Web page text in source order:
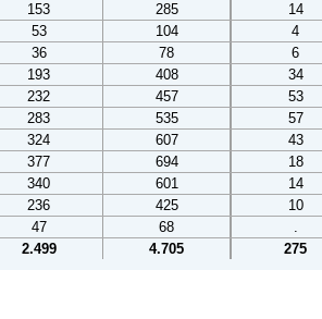
153 285 14
53 104 4
36 78 6
193 408 34
232 457 53
283 535 57
324 607 43
377 694 18
340 601 14
236 425 10
47 68 .
2.499 4.705 275